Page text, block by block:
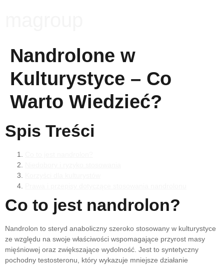
Nandrolone w
Kulturystyce – Co
Warto Wiedzieć?
Spis Treści
Co to jest nandrolon?
Nandrolon to steryd anaboliczny szeroko stosowany w kulturystyce
ze względu na swoje właściwości wspomagające przyrost masy
mięśniowej oraz zwiększające wydolność. Jest to syntetyczny
pochodny testosteronu, który wykazuje mniejsze działanie